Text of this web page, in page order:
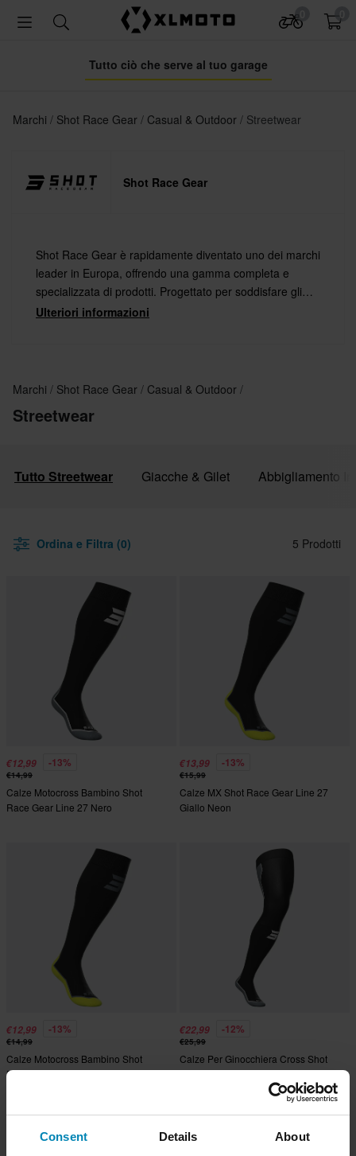
Consent Details About
Tutto ciò che serve al tuo garage
Marchi Shot Race Gear Casual & Outdoor Streetwear
Shot Race Gear
Shot Race Gear è rapidamente diventato uno dei marchi
leader in Europa, offrendo una gamma completa e
specializzata di prodotti. Progettato per soddisfare gli
standard più elevati dei piloti professionisti, si distingue
Ulteriori informazioni
Marchi Shot Race Gear Casual & Outdoor
Streetwear
Tutto Streetwear Giacche & Gilet Abbigliamento
Ordina e Filtra (0) 5 Prodotti
€12,99 -13%
€14,99
Calze Motocross Bambino Shot
Race Gear Line 27 Nero
€13,99 -13%
€15,99
Calze MX Shot Race Gear Line 27
Giallo Neon
€12,99 -13%
€14,99
Calze Motocross Bambino Shot
Race Gear Line 27 Giallo Neon
€22,99 -12%
€25,99
Calze Per Ginocchiera Cross Shot
Race Gear Line 27 Nero